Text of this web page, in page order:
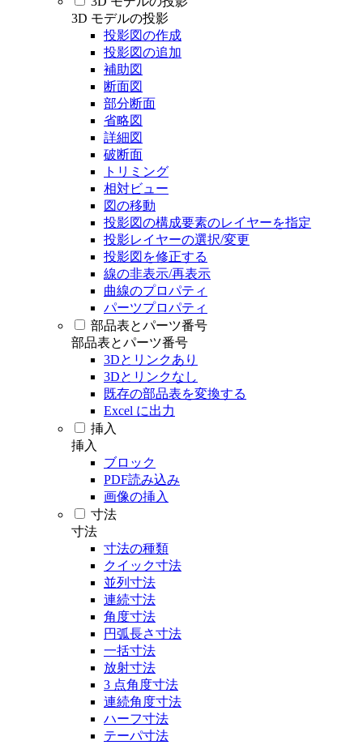
3D モデルの投影
投影図の作成
投影図の追加
補助図
断面図
部分断面
省略図
詳細図
破断面
トリミング
相対ビュー
図の移動
投影図の構成要素のレイヤーを指定
投影レイヤーの選択/変更
投影図を修正する
線の非表示/再表示
曲線のプロパティ
パーツプロパティ
部品表とパーツ番号
部品表とパーツ番号
3Dとリンクあり
3Dとリンクなし
既存の部品表を変換する
Excel に出力
挿入
挿入
ブロック
PDF読み込み
画像の挿入
寸法
寸法
寸法の種類
クイック寸法
並列寸法
連続寸法
角度寸法
円弧長さ寸法
一括寸法
放射寸法
3 点角度寸法
連続角度寸法
ハーフ寸法
テーパ寸法